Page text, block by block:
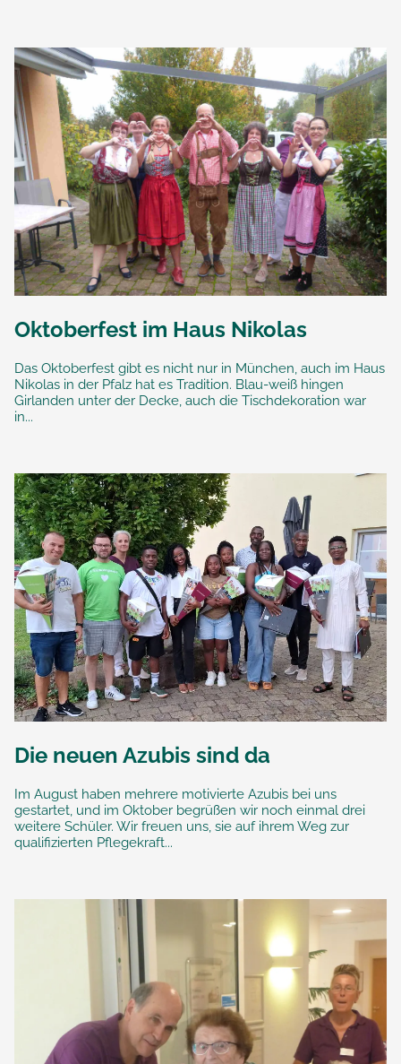
Oktoberfest im Haus Nikolas
Das Oktoberfest gibt es nicht nur in München, auch im Haus
Nikolas in der Pfalz hat es Tradition. Blau-weiß hingen
Girlanden unter der Decke, auch die Tischdekoration war
in...
Die neuen Azubis sind da
Im August haben mehrere motivierte Azubis bei uns
gestartet, und im Oktober begrüßen wir noch einmal drei
weitere Schüler. Wir freuen uns, sie auf ihrem Weg zur
qualifizierten Pflegekraft...